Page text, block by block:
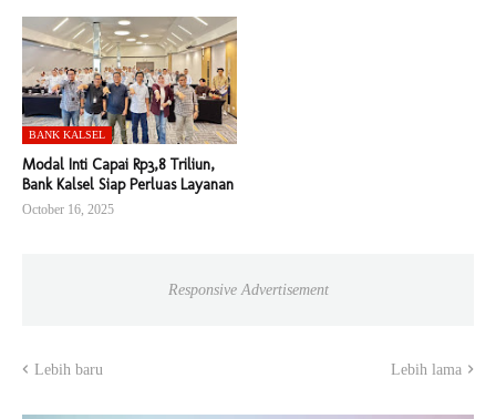
BANK KALSEL
Modal Inti Capai Rp3,8 Triliun,
Bank Kalsel Siap Perluas Layanan
October 16, 2025
Responsive Advertisement
Lebih baru Lebih lama